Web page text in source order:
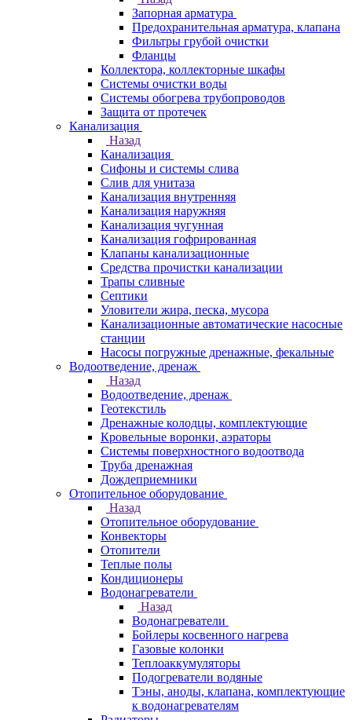
Запорная арматура
Предохранительная арматура, клапана
Фильтры грубой очистки
Фланцы
Коллектора, коллекторные шкафы
Системы очистки воды
Системы обогрева трубопроводов
Защита от протечек
Канализация
Назад
Канализация
Сифоны и системы слива
Слив для унитаза
Канализация внутренняя
Канализация наружняя
Канализация чугунная
Канализация гофрированная
Клапаны канализационные
Средства прочистки канализации
Трапы сливные
Септики
Уловители жира, песка, мусора
Канализационные автоматические насосные
станции
Насосы погружные дренажные, фекальные
Водоотведение, дренаж
Назад
Водоотведение, дренаж
Геотекстиль
Дренажные колодцы, комплектующие
Кровельные воронки, аэраторы
Системы поверхностного водоотвода
Труба дренажная
Дождеприемники
Отопительное оборудование
Назад
Отопительное оборудование
Конвекторы
Отопители
Теплые полы
Кондиционеры
Водонагреватели
Назад
Водонагреватели
Бойлеры косвенного нагрева
Газовые колонки
Теплоаккумуляторы
Подогреватели водяные
Тэны, аноды, клапана, комплектующие
к водонагревателям